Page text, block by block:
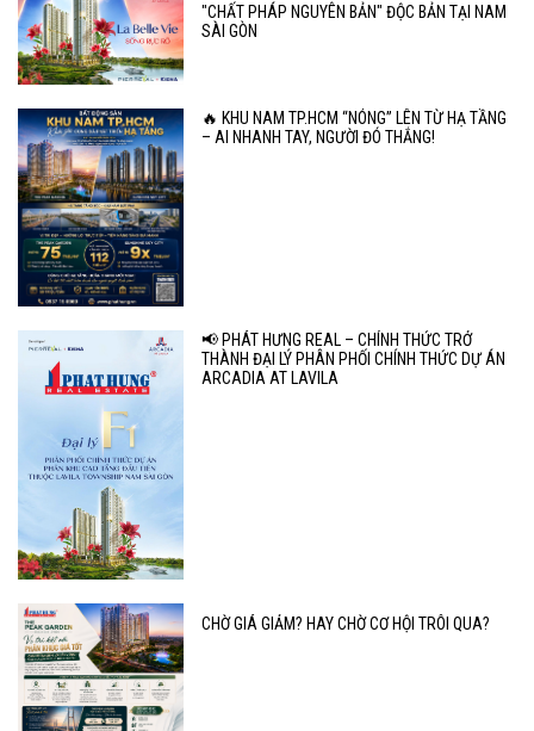
"CHẤT PHÁP NGUYÊN BẢN" ĐỘC BẢN TẠI NAM
SÀI GÒN
🔥 KHU NAM TP.HCM “NÓNG” LÊN TỪ HẠ TẦNG
– AI NHANH TAY, NGƯỜI ĐÓ THẮNG!
📢 PHÁT HƯNG REAL – CHÍNH THỨC TRỞ
THÀNH ĐẠI LÝ PHÂN PHỐI CHÍNH THỨC DỰ ÁN
ARCADIA AT LAVILA
CHỜ GIÁ GIẢM? HAY CHỜ CƠ HỘI TRÔI QUA?